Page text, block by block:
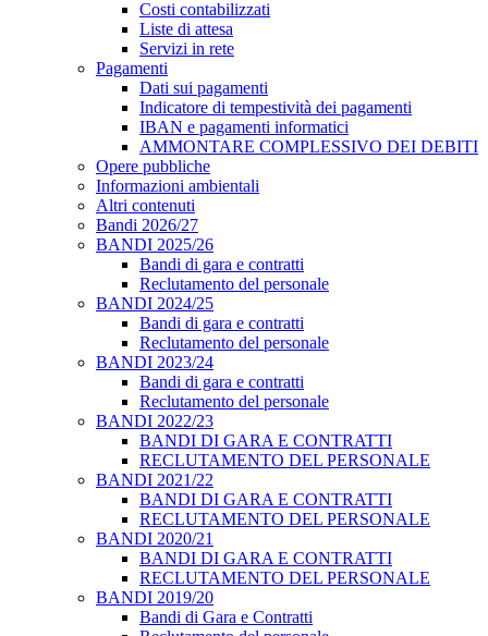
Costi contabilizzati
Liste di attesa
Servizi in rete
Pagamenti
Dati sui pagamenti
Indicatore di tempestività dei pagamenti
IBAN e pagamenti informatici
AMMONTARE COMPLESSIVO DEI DEBITI
Opere pubbliche
Informazioni ambientali
Altri contenuti
Bandi 2026/27
BANDI 2025/26
Bandi di gara e contratti
Reclutamento del personale
BANDI 2024/25
Bandi di gara e contratti
Reclutamento del personale
BANDI 2023/24
Bandi di gara e contratti
Reclutamento del personale
BANDI 2022/23
BANDI DI GARA E CONTRATTI
RECLUTAMENTO DEL PERSONALE
BANDI 2021/22
BANDI DI GARA E CONTRATTI
RECLUTAMENTO DEL PERSONALE
BANDI 2020/21
BANDI DI GARA E CONTRATTI
RECLUTAMENTO DEL PERSONALE
BANDI 2019/20
Bandi di Gara e Contratti